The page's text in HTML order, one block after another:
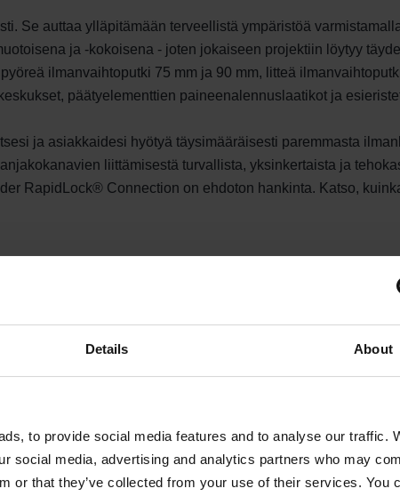
Details About
to provide social media features and to analyse our traffic.
social media, advertising and analytics partners who may
or that they’ve collected from your use of their services. You
Se auttaa ylläpitämään terveellistä ympäristöä
ja -kokoisena - joten jokaiseen projektiin löytyy
ilmanvaihtoputki 75 mm ja 90 mm, litteä
päätyelementtien paineenalennuslaatikot ja
ja asiakkaidesi hyötyä täysimääräisesti paremmasta
liittämisestä turvallista, yksinkertaista ja
RapidLock® Connection on ehdoton hankinta. Katso,